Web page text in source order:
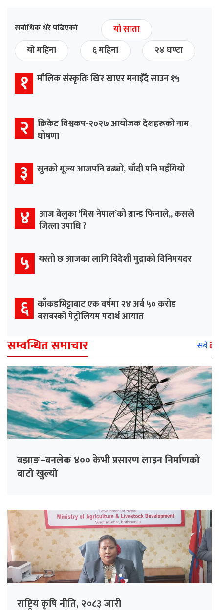
सर्वाधिक धेरै पढिएको
यो साता
यो महिना
६ महिना २४ घण्टा
१ मौलिक संस्कृतिः खिर खाएर मनाइँदै साउन १५
२ क्रिकेट विश्वकप-२०२७ आयोजक देशहरूको नाम
घोषणा
३ सुनको मूल्य आजपनि बढ्यो, चाँदी पनि महँगियो
४ आज बेलुका ‘मिस नेपाल’को ग्रान्ड फिनाले,, कसले
जित्ला उपाधि ?
५ यस्तो छ आजका लागि विदेशी मुद्राको विनिमयदर
६ काँकडभिट्टाबाट एक वर्षमा २४ अर्ब ५० करोड
बराबरको पेट्रोलियम पदार्थ आयात
सम्वन्धित समाचार सबै
बझाङ–बनलेक ४०० केभी प्रसारण लाइन निर्माणको
बाटो खुल्यो
राष्ट्रिय कृषि नीति, २०८३ जारी